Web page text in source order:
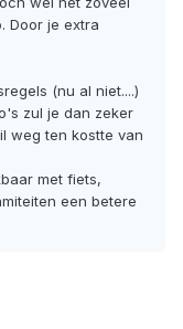
Door je extra
(nu al niet....)
zul je dan zeker
weg ten kostte van
met fiets,
een betere